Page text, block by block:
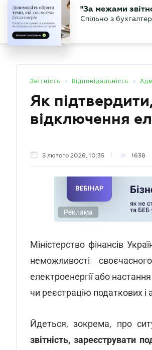
БУХГАЛТЕР.UA
"За межами
Звітність • Відповідальність •
Як
відключення
5 лютого 2026, 10:35 1638
Реклама
Міністерство фінансів
неможливості
електроенергії або
чи реєстрацію податкових
Йдеться, зокрема, про
звітність, зареєструвати